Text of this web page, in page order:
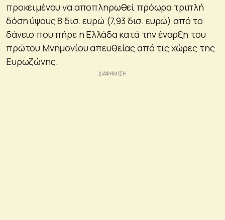
προκειμένου να αποπληρωθεί πρόωρα τριπλή
δόση ύψους 8 δισ. ευρώ (7,93 δισ. ευρώ) από το
δάνειο που πήρε η Ελλάδα κατά την έναρξη του
πρώτου Μνημονίου απευθείας από τις χώρες της
Ευρωζώνης.